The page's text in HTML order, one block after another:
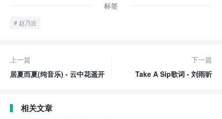
标签
赵乃吉
上一篇
居夏而夏(纯音乐) - 云中花遥开
下一篇
Take A Sip歌词 - 刘雨昕
相关文章